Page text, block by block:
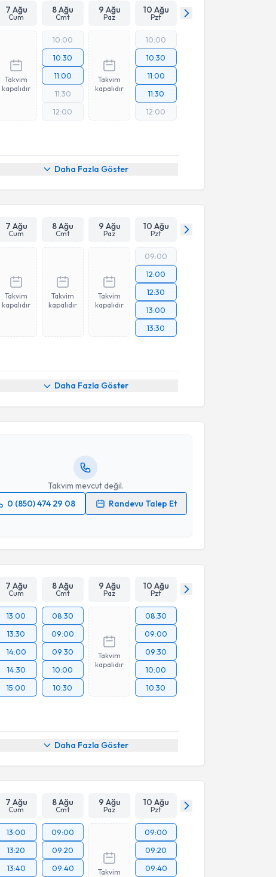
7 Ağu
Cum
8 Ağu
Cmt
9 Ağu
Paz
10 Ağu
Pzt
Takvim
kapalıdır
10:00
10:30
11:00
11:30
12:00
Takvim
kapalıdır
10:00
10:30
11:00
11:30
12:00
Daha Fazla Göster
7 Ağu
Cum
8 Ağu
Cmt
9 Ağu
Paz
10 Ağu
Pzt
Takvim
kapalıdır
Takvim
kapalıdır
Takvim
kapalıdır
09:00
12:00
12:30
13:00
13:30
Daha Fazla Göster
Takvim mevcut değil.
0 (850) 474 29 08
Randevu Talep Et
Takvimi Talebi
Takvim Talebini Gönder
7 Ağu
Cum
8 Ağu
Cmt
9 Ağu
Paz
10 Ağu
Pzt
13:00
13:30
14:00
14:30
15:00
08:30
09:00
09:30
10:00
10:30
Takvim
kapalıdır
08:30
09:00
09:30
10:00
10:30
Daha Fazla Göster
7 Ağu
Cum
8 Ağu
Cmt
9 Ağu
Paz
10 Ağu
Pzt
13:00
13:20
13:40
09:00
09:20
09:40
Takvim
09:00
09:20
09:40